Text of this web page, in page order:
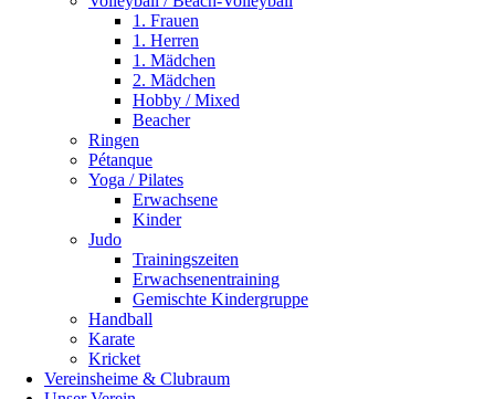
1. Frauen
1. Herren
1. Mädchen
2. Mädchen
Hobby / Mixed
Beacher
Ringen
Pétanque
Yoga / Pilates
Erwachsene
Kinder
Judo
Trainingszeiten
Erwachsenentraining
Gemischte Kindergruppe
Handball
Karate
Kricket
Vereinsheime & Clubraum